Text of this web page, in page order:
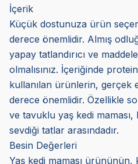
İçerik
Küçük dostunuza ürün
derece önemlidir. Almış
yapay tatlandırıcı ve
olmalısınız. İçeriğinde
kullanılan ürünlerin, gerçek
derece önemlidir. Özellikle
ve tavuklu yaş kedi maması,
sevdiği tatlar arasındadır.
Besin Değerleri
Yaş kedi maması